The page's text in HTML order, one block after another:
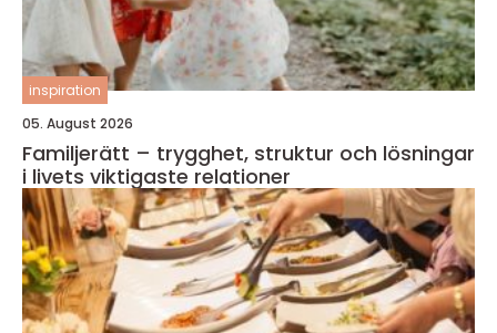
inspiration
05. August 2026
Familjerätt – trygghet, struktur och lösningar
i livets viktigaste relationer